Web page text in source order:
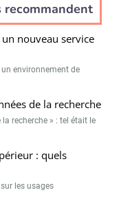
recommandent
nouveau service
environnement de
de la recherche
la recherche » : tel était le
: quels
les usages